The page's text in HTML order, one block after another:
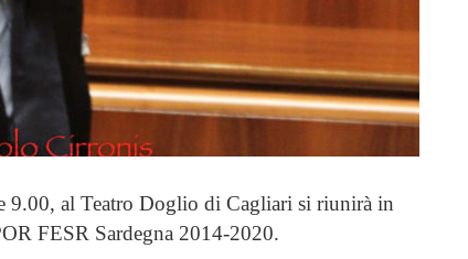
9.00, al Teatro Doglio di Cagliari si riunirà in
FESR Sardegna 2014-2020.